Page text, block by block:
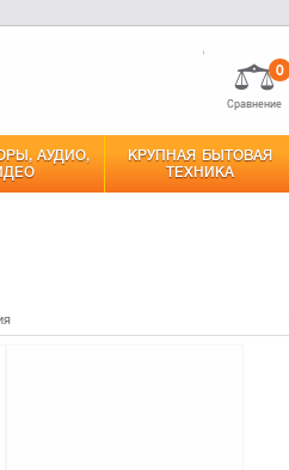
Сравнение
0
АУДИО,
КРУПНАЯ БЫТОВАЯ
ТЕХНИКА
Сравнение